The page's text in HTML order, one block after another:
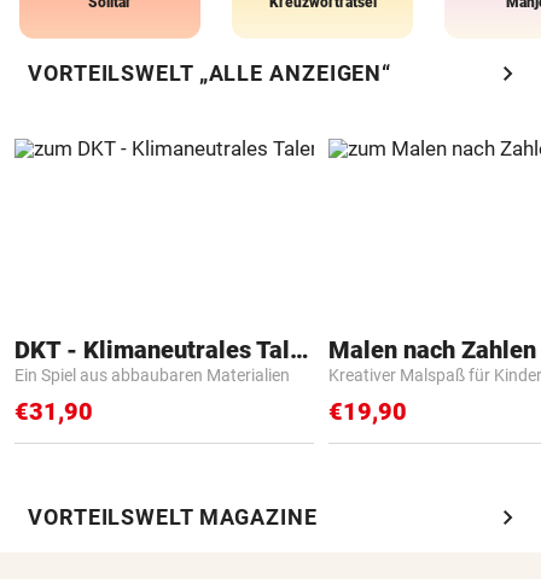
VORTEILSWELT „ALLE ANZEIGEN“ chevron_right
DKT - Klimaneutrales Talent
Ein Spiel aus abbaubaren Materialien
€31,90
Kreativer Malspaß für Kinder
€19,90
VORTEILSWELT MAGAZINE chevron_right